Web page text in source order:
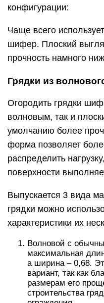
конфигурации:
Чаще всего
шифер. Плоский
прочность намного
Грядки из
Огородить грядки
волновым, так и
умолчанию более
форма позволяет
распределить
поверхности
Выпускается 3 вида
грядки можно
характеристики их
Волновой с
максимальная
а ширина – 0,68.
вариант, так как
размерам его
строительства